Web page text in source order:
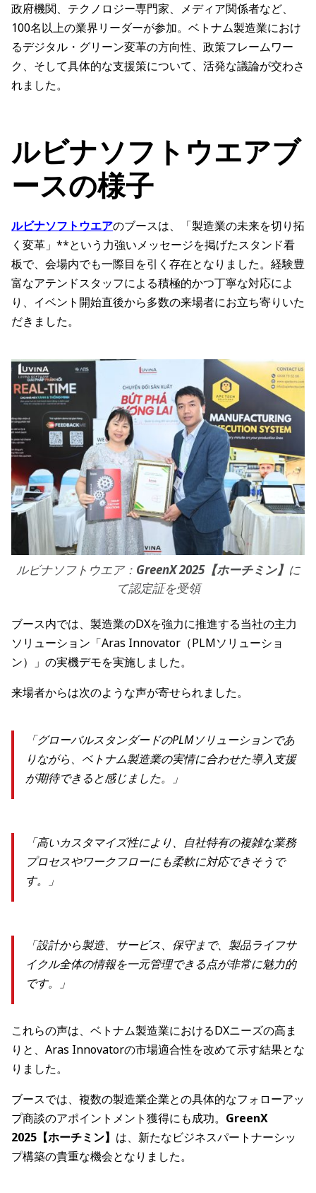
政府機関、テクノロジー専門家、メディア関係者など、
100名以上の業界リーダーが参加。ベトナム製造業におけ
るデジタル・グリーン変革の方向性、政策フレームワー
ク、そして具体的な支援策について、活発な議論が交わさ
れました。
ルビナソフトウエアブ
ースの様子
ルビナソフトウエアのブースは、「製造業の未来を切り拓
く変革」**という力強いメッセージを掲げたスタンド看
板で、会場内でも一際目を引く存在となりました。経験豊
富なアテンドスタッフによる積極的かつ丁寧な対応によ
り、イベント開始直後から多数の来場者にお立ち寄りいた
だきました。
ルビナソフトウエア： GreenX 2025【ホーチミン】 に
て認定証を受領
ブース内では、製造業のDXを強力に推進する当社の主力
ソリューション「Aras Innovator（PLMソリューショ
ン）」の実機デモを実施しました。
来場者からは次のような声が寄せられました。
「グローバルスタンダードのPLMソリューションであ
りながら、ベトナム製造業の実情に合わせた導入支援
が期待できると感じました。」
「高いカスタマイズ性により、自社特有の複雑な業務
プロセスやワークフローにも柔軟に対応できそうで
す。」
「設計から製造、サービス、保守まで、製品ライフサ
イクル全体の情報を一元管理できる点が非常に魅力的
です。」
これらの声は、ベトナム製造業におけるDXニーズの高ま
りと、Aras Innovatorの市場適合性を改めて示す結果とな
りました。
ブースでは、複数の製造業企業との具体的なフォローアッ
プ商談のアポイントメント獲得にも成功。 GreenX
2025【ホーチミン】 は、新たなビジネスパートナーシッ
プ構築の貴重な機会となりました。